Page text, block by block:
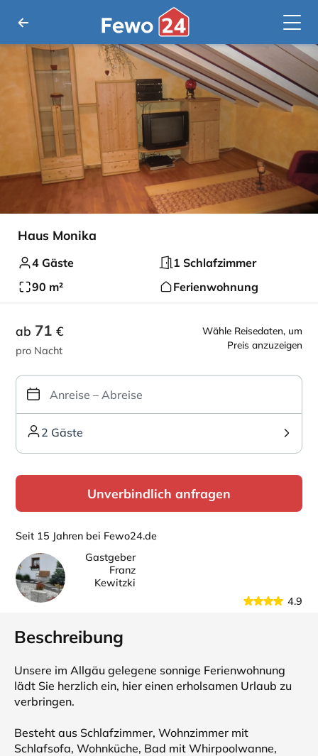
Haus Monika
4 Gäste
1 Schlafzimmer
90 m²
Ferienwohnung
Wähle Reisedaten, um
Preis anzuzeigen
ab 71 €
pro Nacht
2 Gäste
Unverbindlich anfragen
Seit 15 Jahren bei Fewo24.de
Gastgeber
Franz
Kewitzki
4.9
Beschreibung
Unsere im Allgäu gelegene sonnige Ferienwohnung
lädt Sie herzlich ein, hier einen erholsamen Urlaub zu
verbringen.
Besteht aus Schlafzimmer, Wohnzimmer mit
Schlafsofa, Wohnküche, Bad mit Whirpoolwanne,